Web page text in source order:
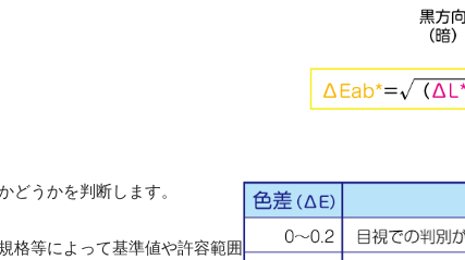
どうかを判断します。
格等によって基準値や許容範囲